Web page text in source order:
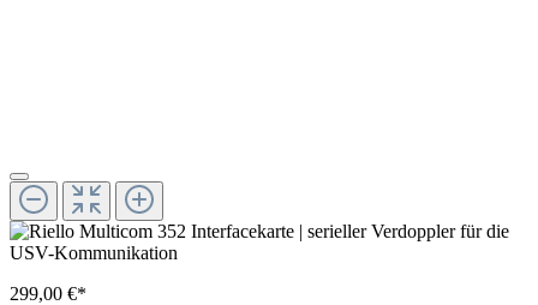
299,00 €*